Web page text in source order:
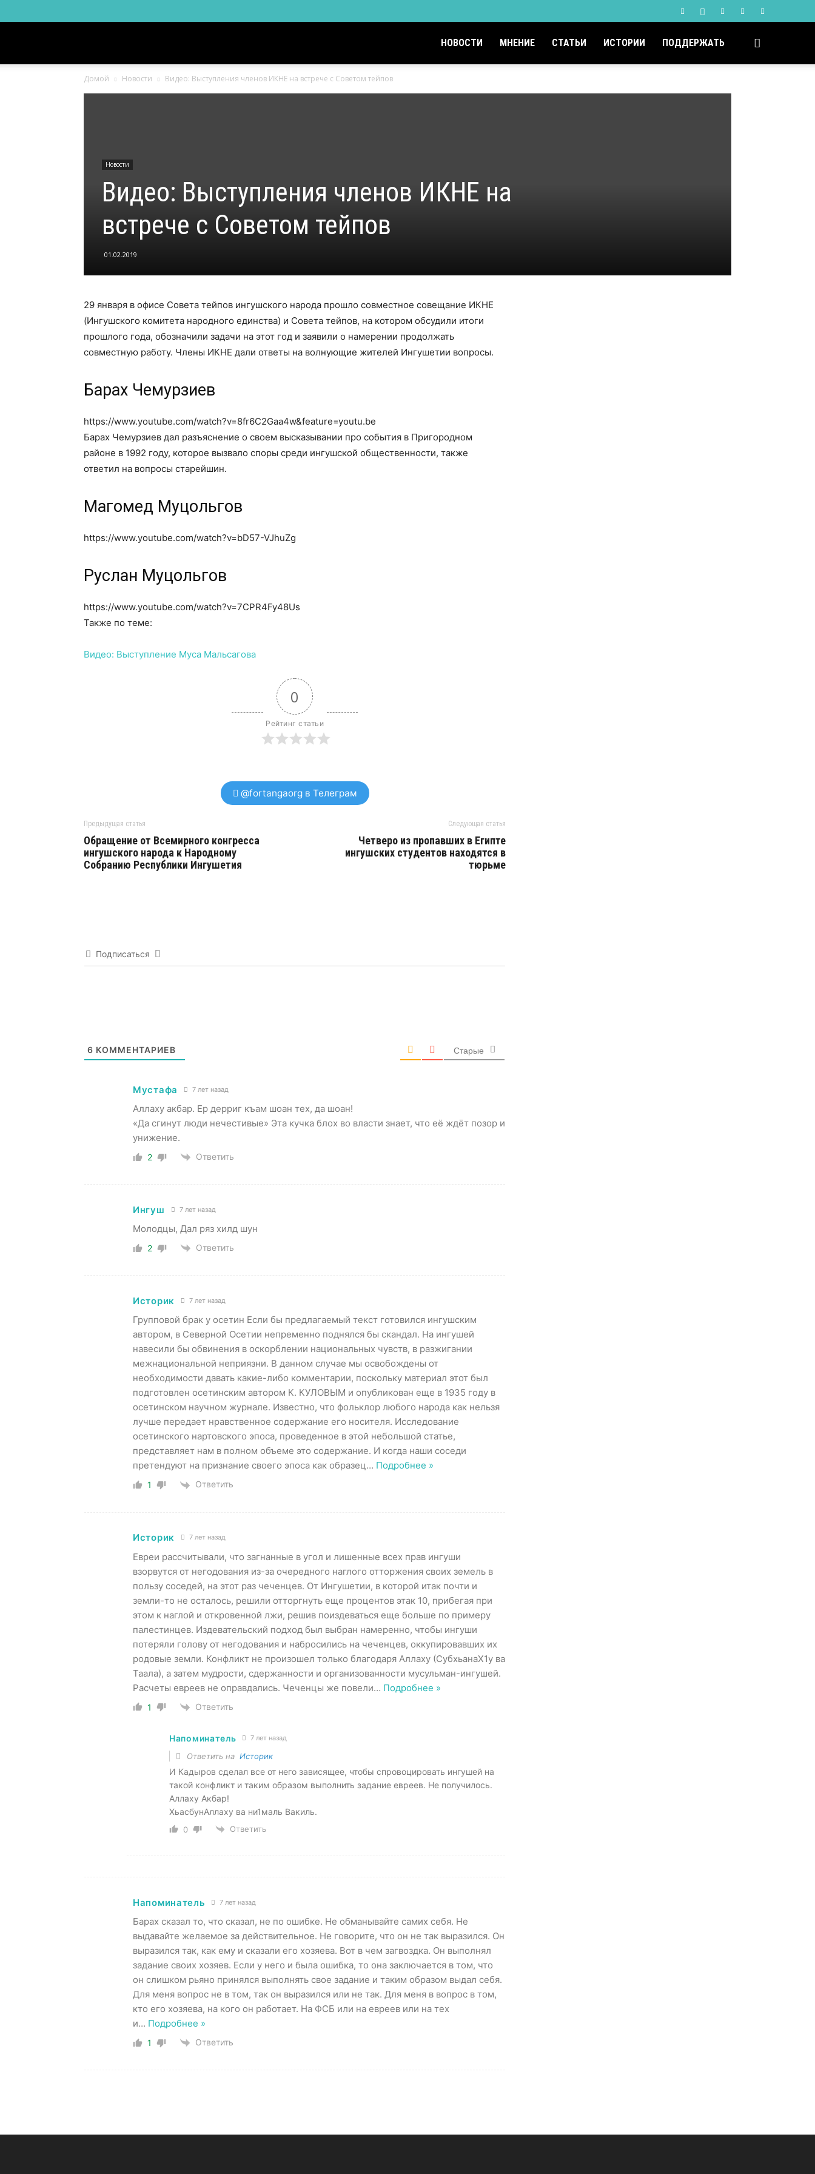
Ингушетии
НОВОСТИ МНЕНИЕ СТАТЬИ ИСТОРИИ ПОДДЕРЖАТЬ
Домой Новости Видео: Выступления членов ИКНЕ на встрече с Советом тейпов
Новости
Видео: Выступления членов ИКНЕ на
встрече с Советом тейпов
01.02.2019
29 января в офисе Совета тейпов ингушского народа прошло совместное совещание ИКНЕ
(Ингушского комитета народного единства) и Совета тейпов, на котором обсудили итоги
прошлого года, обозначили задачи на этот год и заявили о намерении продолжать
совместную работу. Члены ИКНЕ дали ответы на волнующие жителей Ингушетии вопросы.
Барах Чемурзиев
https://www.youtube.com/watch?v=8fr6C2Gaa4w&feature=youtu.be
Барах Чемурзиев дал разъяснение о своем высказывании про события в Пригородном
районе в 1992 году, которое вызвало споры среди ингушской общественности, также
ответил на вопросы старейшин.
Магомед Муцольгов
https://www.youtube.com/watch?v=bD57-VJhuZg
Руслан Муцольгов
https://www.youtube.com/watch?v=7CPR4Fy48Us
Также по теме:
Видео: Выступление Муса Мальсагова
0
Рейтинг статьи
@fortangaorg в Телеграм
Предыдущая статья
Обращение от Всемирного конгресса
ингушского народа к Народному
Собранию Республики Ингушетия
Следующая статья
Четверо из пропавших в Египте
ингушских студентов находятся в
тюрьме
Подписаться
6 КОММЕНТАРИЕВ Старые
Мустафа 7 лет назад
Аллаху акбар. Ер дерриг къам шоан тех, да шоан!
«Да сгинут люди нечестивые» Эта кучка блох во власти знает, что её ждёт позор и
унижение.
2 Ответить
Ингуш 7 лет назад
Молодцы, Дал ряз хилд шун
2 Ответить
Историк 7 лет назад
Групповой брак у осетин Если бы предлагаемый текст готовился ингушским
автором, в Северной Осетии непременно поднялся бы скандал. На ингушей
навесили бы обвинения в оскорблении национальных чувств, в разжигании
межнациональной неприязни. В данном случае мы освобождены от
необходимости давать какие-либо комментарии, поскольку материал этот был
подготовлен осетинским автором К. КУЛОВЫМ и опубликован еще в 1935 году в
осетинском научном журнале. Известно, что фольклор любого народа как нельзя
лучше передает нравственное содержание его носителя. Исследование
осетинского нартовского эпоса, проведенное в этой небольшой статье,
представляет нам в полном объеме это содержание. И когда наши соседи
претендуют на признание своего эпоса как образец… Подробнее »
1 Ответить
Историк 7 лет назад
Евреи рассчитывали, что загнанные в угол и лишенные всех прав ингуши
взорвутся от негодования из-за очередного наглого отторжения своих земель в
пользу соседей, на этот раз чеченцев. От Ингушетии, в которой итак почти и
земли-то не осталось, решили отторгнуть еще процентов этак 10, прибегая при
этом к наглой и откровенной лжи, решив поиздеваться еще больше по примеру
палестинцев. Издевательский подход был выбран намеренно, чтобы ингуши
потеряли голову от негодования и набросились на чеченцев, оккупировавших их
родовые земли. Конфликт не произошел только благодаря Аллаху (СубхьанаХ1у ва
Таала), а затем мудрости, сдержанности и организованности мусульман-ингушей.
Расчеты евреев не оправдались. Чеченцы же повели… Подробнее »
1 Ответить
Напоминатель 7 лет назад
Ответить на Историк
И Кадыров сделал все от него зависящее, чтобы спровоцировать ингушей на
такой конфликт и таким образом выполнить задание евреев. Не получилось.
Аллаху Акбар!
ХьасбунАллаху ва ни1маль Вакиль.
0 Ответить
Напоминатель 7 лет назад
Барах сказал то, что сказал, не по ошибке. Не обманывайте самих себя. Не
выдавайте желаемое за действительное. Не говорите, что он не так выразился. Он
выразился так, как ему и сказали его хозяева. Вот в чем загвоздка. Он выполнял
задание своих хозяев. Если у него и была ошибка, то она заключается в том, что
он слишком рьяно принялся выполнять свое задание и таким образом выдал себя.
Для меня вопрос не в том, так он выразился или не так. Для меня в вопрос в том,
кто его хозяева, на кого он работает. На ФСБ или на евреев или на тех
и… Подробнее »
1 Ответить